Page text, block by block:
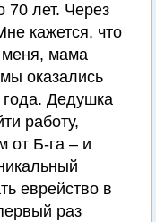
70 лет. Через
кажется, что
меня, мама
оказались
Дедушка
работу,
от Б-га – и
еврейство в
раз